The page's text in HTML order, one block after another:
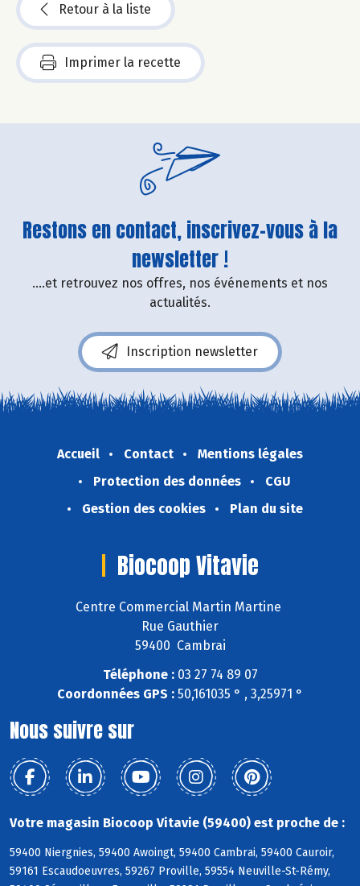
Retour à la liste
Imprimer la recette
Restons en contact, inscrivez-vous à la
newsletter !
....et retrouvez nos offres, nos événements et nos
actualités.
Inscription newsletter
Accueil Contact
Mentions légales
Protection des données
CGU
Gestion des cookies
Plan du site
Biocoop Vitavie
Centre Commercial Martin Martine
Rue Gauthier
59400 Cambrai
Téléphone :03 27 74 89 07
Coordonnées GPS : 50,161035 ° , 3,25971 °
Nous suivre sur
Votre magasin Biocoop Vitavie (59400) est proche de :
59400 Niergnies, 59400 Awoingt, 59400 Cambrai, 59400 Cauroir,
59161 Escaudoeuvres, 59267 Proville, 59554 Neuville-St-Rémy,